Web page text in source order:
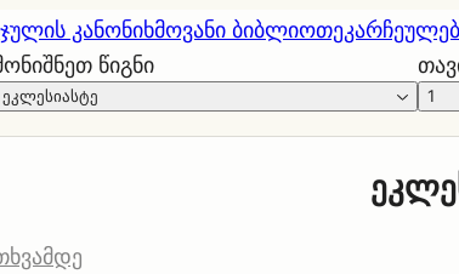
კანონიხმოვანი ბიბლიოთეკა
წიგნი
ეკლესიასტე 1